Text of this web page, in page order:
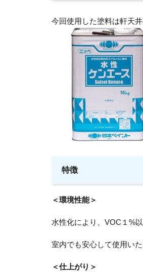
今回使用した塗料は軒天
特徴
＜環境性能＞
水性化により、VOC１
室内でも安心して使用いた
＜仕上がり＞